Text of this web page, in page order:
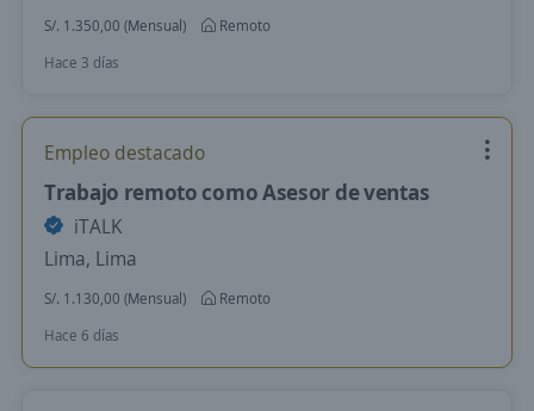
S/. 1.350,00 (Mensual)
Remoto
Hace 3 días
Empleo destacado
Trabajo remoto como Asesor de ventas
iTALK
Lima, Lima
S/. 1.130,00 (Mensual)
Remoto
Hace 6 días